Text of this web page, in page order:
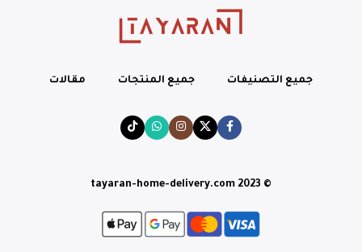
جميع التصنيفات جميع المنتجات مقالات
© tayaran-home-delivery.com 2023